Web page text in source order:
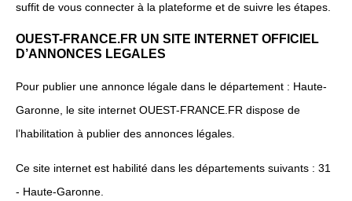
suffit de vous connecter à la plateforme et de suivre les étapes.
OUEST-FRANCE.FR UN SITE INTERNET OFFICIEL
D’ANNONCES LEGALES
Pour publier une annonce légale dans le département : Haute-
Garonne, le site internet OUEST-FRANCE.FR dispose de
l’habilitation à publier des annonces légales.
Ce site internet est habilité dans les départements suivants : 31
- Haute-Garonne.